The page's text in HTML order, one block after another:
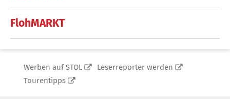
FlohMARKT
Werben auf STOL
Leserreporter werden
Tourentipps